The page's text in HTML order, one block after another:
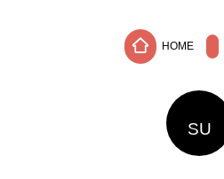
HOME
SU